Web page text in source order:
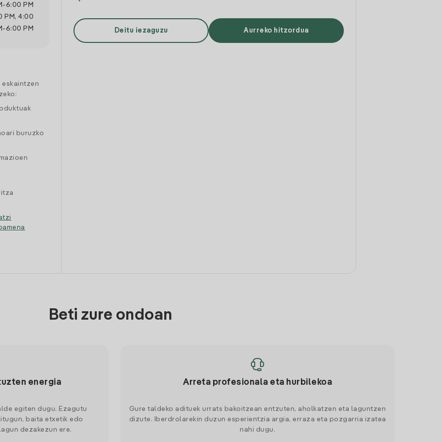
-6:00 PM
PM , 4:00
-6:00 PM
buruzko
Deitu iezaguzu Aurreko hitzordua
Beti zure ondoan
energia
egiten dugu. Ezagutu
baita etxetik edo
dezakezun ere.
Arreta profesionala eta hurbilekoa
Gure taldeko adituek urrats bakoitzean entzuten, aholkatzen eta laguntzen
dizute. Iberdrolarekin duzun esperientzia argia, erraza eta pozgarria izatea
nahi dugu.